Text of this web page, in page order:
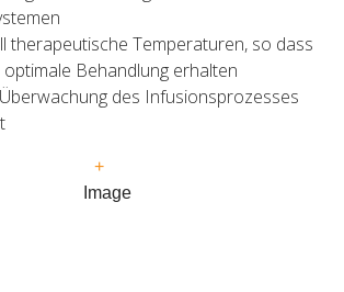
therapeutische Temperaturen, so dass
Behandlung erhalten
des Infusionsprozesses
+